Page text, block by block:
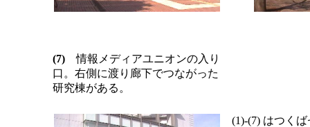
(7)情報メディアユニオンの入り
口。右側に渡り廊下でつながった
研究棟がある。
(1)-(7) はつく